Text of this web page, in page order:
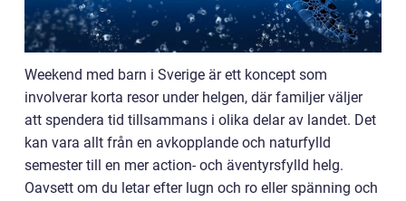
Weekend med barn i Sverige är ett koncept som
involverar korta resor under helgen, där familjer väljer
att spendera tid tillsammans i olika delar av landet. Det
kan vara allt från en avkopplande och naturfylld
semester till en mer action- och äventyrsfylld helg.
Oavsett om du letar efter lugn och ro eller spänning och